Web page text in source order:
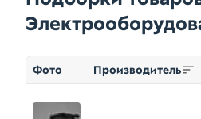
Фото Производитель